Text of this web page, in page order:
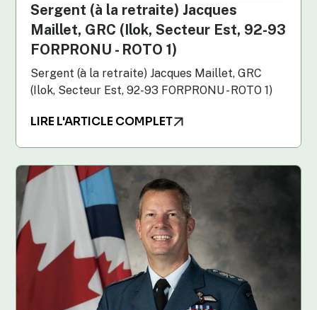
Sergent (à la retraite) Jacques
Maillet, GRC (Ilok, Secteur Est, 92-93
FORPRONU - ROTO 1)
Sergent (à la retraite) Jacques Maillet, GRC
(Ilok, Secteur Est, 92-93 FORPRONU - ROTO 1)
LIRE L'ARTICLE COMPLET